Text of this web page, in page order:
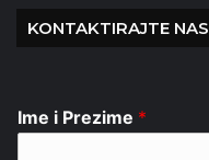
KONTAKTIRAJTE NAS
Ime i Prezime *